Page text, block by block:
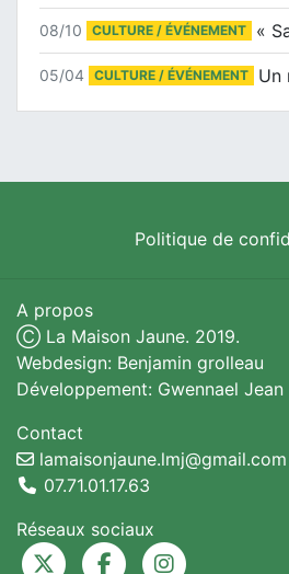
08/10 CULTURE / ÉVÉNEMENT
05/04 CULTURE / ÉVÉNEMENT
Politique de
A propos
Ⓒ La Maison Jaune. 2019.
Webdesign: Benjamin grolleau
Développement: Gwennael Jean
Contact
lamaisonjaune.lmj@gmail.com
07.71.01.17.63
Réseaux sociaux